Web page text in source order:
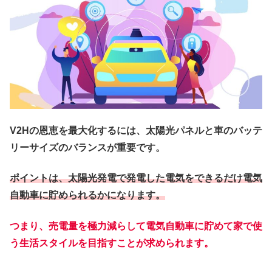
V2Hの恩恵を最大化するには、太陽光パネルと車のバッテ
リーサイズのバランスが重要です。
ポイントは、太陽光発電で発電した電気をできるだけ電気
自動車に貯められるかになります。
つまり、売電量を極力減らして電気自動車に貯めて家で使
う生活スタイルを目指すことが求められます。